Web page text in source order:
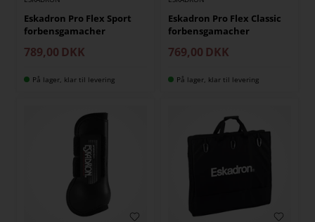
Eskadron Pro Flex Sport
forbensgamacher
789,00 DKK
På lager, klar til levering
Eskadron Pro Flex Classic
forbensgamacher
769,00 DKK
På lager, klar til levering